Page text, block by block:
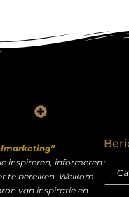
inspireren, informeren
te bereiken. Welkom
van inspiratie en